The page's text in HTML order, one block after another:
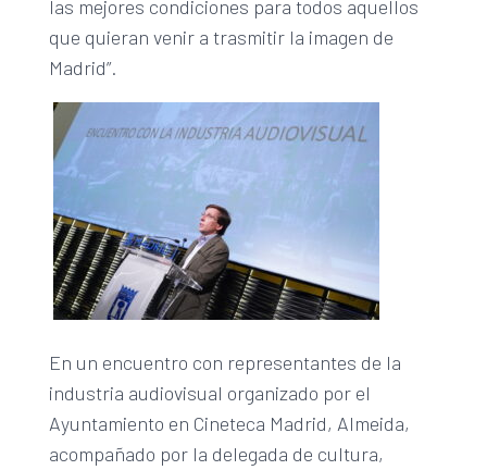
las mejores condiciones para todos aquellos
que quieran venir a trasmitir la imagen de
Madrid”.
En un encuentro con representantes de la
industria audiovisual organizado por el
Ayuntamiento en Cineteca Madrid, Almeida,
acompañado por la delegada de cultura,